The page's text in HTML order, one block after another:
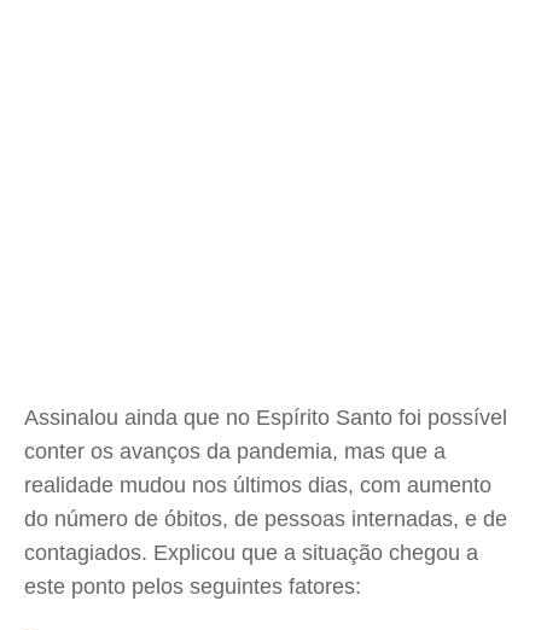
Assinalou ainda que no Espírito Santo foi possível
conter os avanços da pandemia, mas que a
realidade mudou nos últimos dias, com aumento
do número de óbitos, de pessoas internadas, e de
contagiados. Explicou que a situação chegou a
este ponto pelos seguintes fatores: